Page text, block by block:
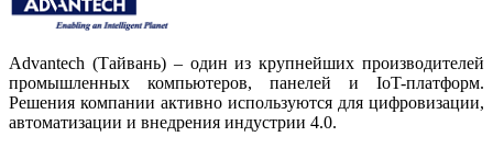
Advantech (Тайвань) – один из крупнейших производителей
промышленных компьютеров, панелей и IoT-платформ.
Решения компании активно используются для цифровизации,
автоматизации и внедрения индустрии 4.0.